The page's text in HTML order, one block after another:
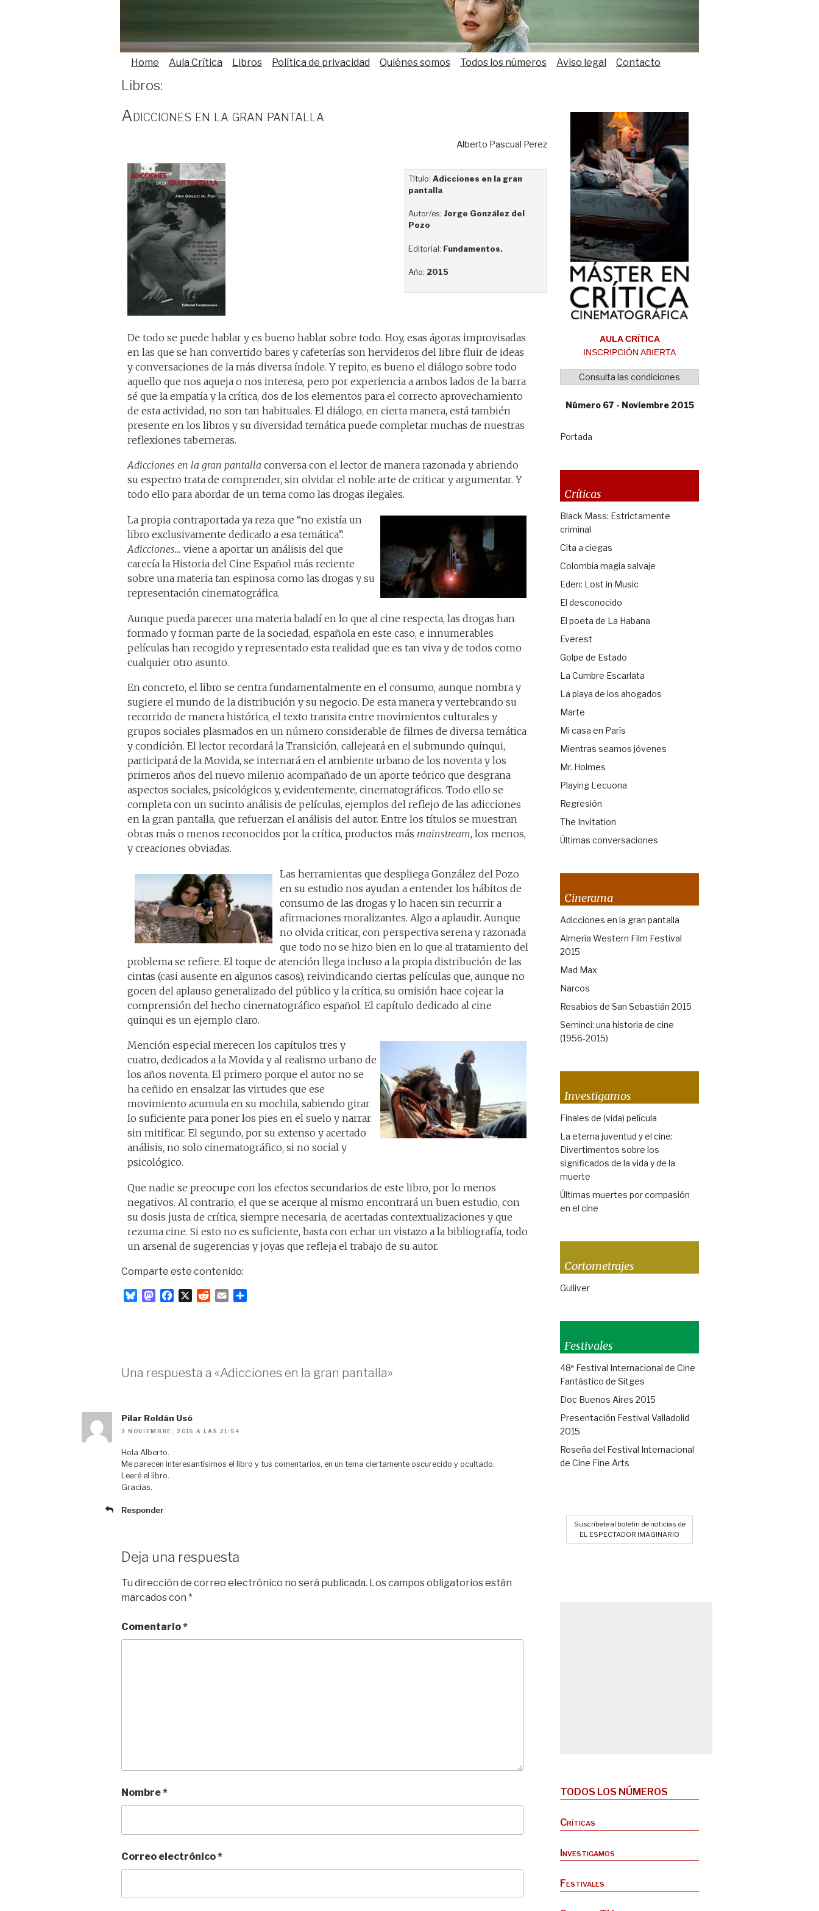
Home Aula Crítica Libros Política de privacidad Quiénes somos Todos los números Aviso legal Contacto
Libros:
Adicciones en la gran pantalla
Alberto Pascual Perez
Título: Adicciones en la gran
pantalla
Autor/es: Jorge González del
Pozo
Editorial: Fundamentos.
Año: 2015
De todo se puede hablar y es bueno hablar sobre todo. Hoy, esas ágoras improvisadas
en las que se han convertido bares y cafeterías son hervideros del libre fluir de ideas
y conversaciones de la más diversa índole. Y repito, es bueno el diálogo sobre todo
aquello que nos aqueja o nos interesa, pero por experiencia a ambos lados de la barra
sé que la empatía y la crítica, dos de los elementos para el correcto aprovechamiento
de esta actividad, no son tan habituales. El diálogo, en cierta manera, está también
presente en los libros y su diversidad temática puede completar muchas de nuestras
reflexiones taberneras.
Adicciones en la gran pantalla conversa con el lector de manera razonada y abriendo
su espectro trata de comprender, sin olvidar el noble arte de criticar y argumentar. Y
todo ello para abordar de un tema como las drogas ilegales.
La propia contraportada ya reza que “no existía un
libro exclusivamente dedicado a esa temática”.
Adicciones… viene a aportar un análisis del que
carecía la Historia del Cine Español más reciente
sobre una materia tan espinosa como las drogas y su
representación cinematográfica.
Aunque pueda parecer una materia baladí en lo que al cine respecta, las drogas han
formado y forman parte de la sociedad, española en este caso, e innumerables
películas han recogido y representado esta realidad que es tan viva y de todos como
cualquier otro asunto.
En concreto, el libro se centra fundamentalmente en el consumo, aunque nombra y
sugiere el mundo de la distribución y su negocio. De esta manera y vertebrando su
recorrido de manera histórica, el texto transita entre movimientos culturales y
grupos sociales plasmados en un número considerable de filmes de diversa temática
y condición. El lector recordará la Transición, callejeará en el submundo quinqui,
participará de la Movida, se internará en el ambiente urbano de los noventa y los
primeros años del nuevo milenio acompañado de un aporte teórico que desgrana
aspectos sociales, psicológicos y, evidentemente, cinematográficos. Todo ello se
completa con un sucinto análisis de películas, ejemplos del reflejo de las adicciones
en la gran pantalla, que refuerzan el análisis del autor. Entre los títulos se muestran
obras más o menos reconocidos por la crítica, productos más mainstream, los menos,
y creaciones obviadas.
Las herramientas que despliega González del Pozo
en su estudio nos ayudan a entender los hábitos de
consumo de las drogas y lo hacen sin recurrir a
afirmaciones moralizantes. Algo a aplaudir. Aunque
no olvida criticar, con perspectiva serena y razonada
que todo no se hizo bien en lo que al tratamiento del
problema se refiere. El toque de atención llega incluso a la propia distribución de las
cintas (casi ausente en algunos casos), reivindicando ciertas películas que, aunque no
gocen del aplauso generalizado del público y la crítica, su omisión hace cojear la
comprensión del hecho cinematográfico español. El capítulo dedicado al cine
quinqui es un ejemplo claro.
Mención especial merecen los capítulos tres y
cuatro, dedicados a la Movida y al realismo urbano de
los años noventa. El primero porque el autor no se
ha ceñido en ensalzar las virtudes que ese
movimiento acumula en su mochila, sabiendo girar
lo suficiente para poner los pies en el suelo y narrar
sin mitificar. El segundo, por su extenso y acertado
análisis, no solo cinematográfico, si no social y
psicológico.
Que nadie se preocupe con los efectos secundarios de este libro, por lo menos
negativos. Al contrario, el que se acerque al mismo encontrará un buen estudio, con
su dosis justa de crítica, siempre necesaria, de acertadas contextualizaciones y que
rezuma cine. Si esto no es suficiente, basta con echar un vistazo a la bibliografía, todo
un arsenal de sugerencias y joyas que refleja el trabajo de su autor.
Comparte este contenido:
y
M
o
o
X
t
Una respuesta a «Adicciones en la gran pantalla»
Pilar Roldán Usó
3 NOVIEMBRE, 2015 A LAS 21:54
Hola Alberto.
Me parecen interesantísimos el libro y tus comentarios, en un tema ciertamente oscurecido y ocultado.
Leeré el libro.
Gracias.
Responder
Deja una respuesta
Tu dirección de correo electrónico no será publicada. Los campos obligatorios están
marcados con *
Comentario*
Nombre*
Correo electrónico*
AULA CRÍTICA
INSCRIPCIÓN ABIERTA
Consulta las condiciones
Número 67 - Noviembre 2015
Portada
Críticas
Black Mass: Estrictamente
criminal
Cita a ciegas
Colombia magia salvaje
Eden: Lost in Music
El desconocido
El poeta de La Habana
Everest
Golpe de Estado
La Cumbre Escarlata
La playa de los ahogados
Marte
Mi casa en París
Mientras seamos jóvenes
Mr. Holmes
Playing Lecuona
Regresión
The Invitation
Últimas conversaciones
Cinerama
Adicciones en la gran pantalla
Almería Western Film Festival
2015
Mad Max
Narcos
Resabios de San Sebastián 2015
Seminci: una historia de cine
(1956-2015)
Investigamos
Finales de (vida) película
La eterna juventud y el cine:
Divertimentos sobre los
significados de la vida y de la
muerte
Últimas muertes por compasión
en el cine
Cortometrajes
Gulliver
Festivales
48ª Festival Internacional de Cine
Fantástico de Sitges
Doc Buenos Aires 2015
Presentación Festival Valladolid
2015
Reseña del Festival Internacional
de Cine Fine Arts
Suscríbete al boletín de noticias de
EL ESPECTADOR IMAGINARIO
TODOS LOS NÚMEROS
Críticas
Investigamos
Festivales